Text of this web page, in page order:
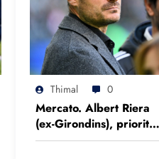
Thimal 0
Mercato. Albert Riera
(ex-Girondins), priorité
d’un top club européen